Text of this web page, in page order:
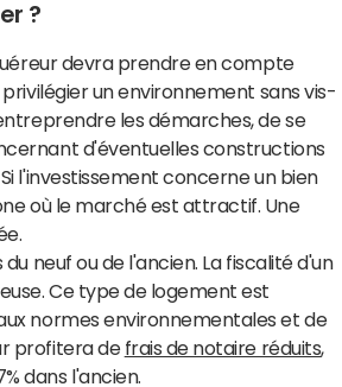
?
devra prendre en compte
un environnement sans vis-
les démarches, de se
d'éventuelles constructions
l'investissement concerne un bien
où le marché est attractif. Une
neuf ou de l'ancien. La fiscalité d'un
Ce type de logement est
normes environnementales et de
profitera de frais de notaire réduits,
dans l'ancien.